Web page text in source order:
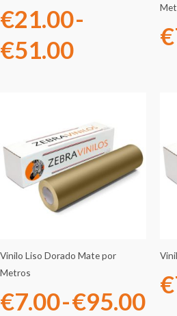
€21.00-
€51.00
€51.00
€
Vinilo Liso Dorado Mate por
Metros
€7.00-€95.00
€